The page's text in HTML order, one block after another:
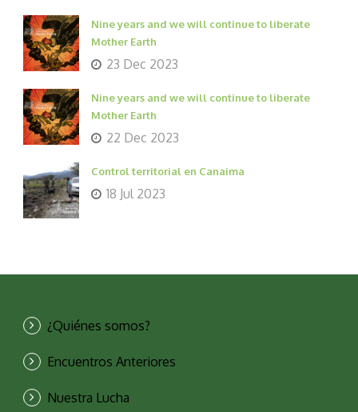
Nine years and we will continue to liberate
Mother Earth
23 Dec 2023
Nine years and we will continue to liberate
Mother Earth
22 Dec 2023
Control territorial en Canaima
18 Jul 2023
¿Quiénes somos?
Encuentros Anteriores
Nuestra Lucha